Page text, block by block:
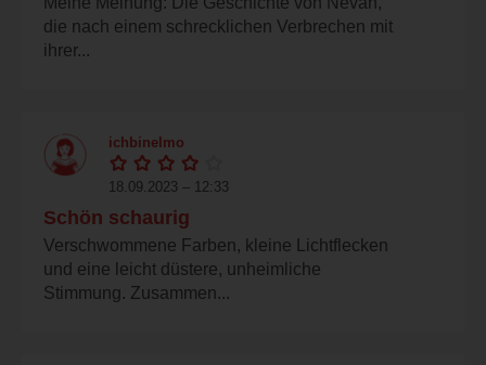
die nach einem schrecklichen Verbrechen mit
ihrer...
ichbinelmo
18.09.2023 – 12:33
Schön schaurig
Verschwommene Farben, kleine Lichtflecken
und eine leicht düstere, unheimliche
Stimmung. Zusammen...